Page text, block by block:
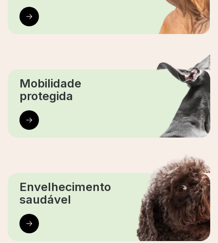
Mobilidade
protegida
Envelhecimento
saudável